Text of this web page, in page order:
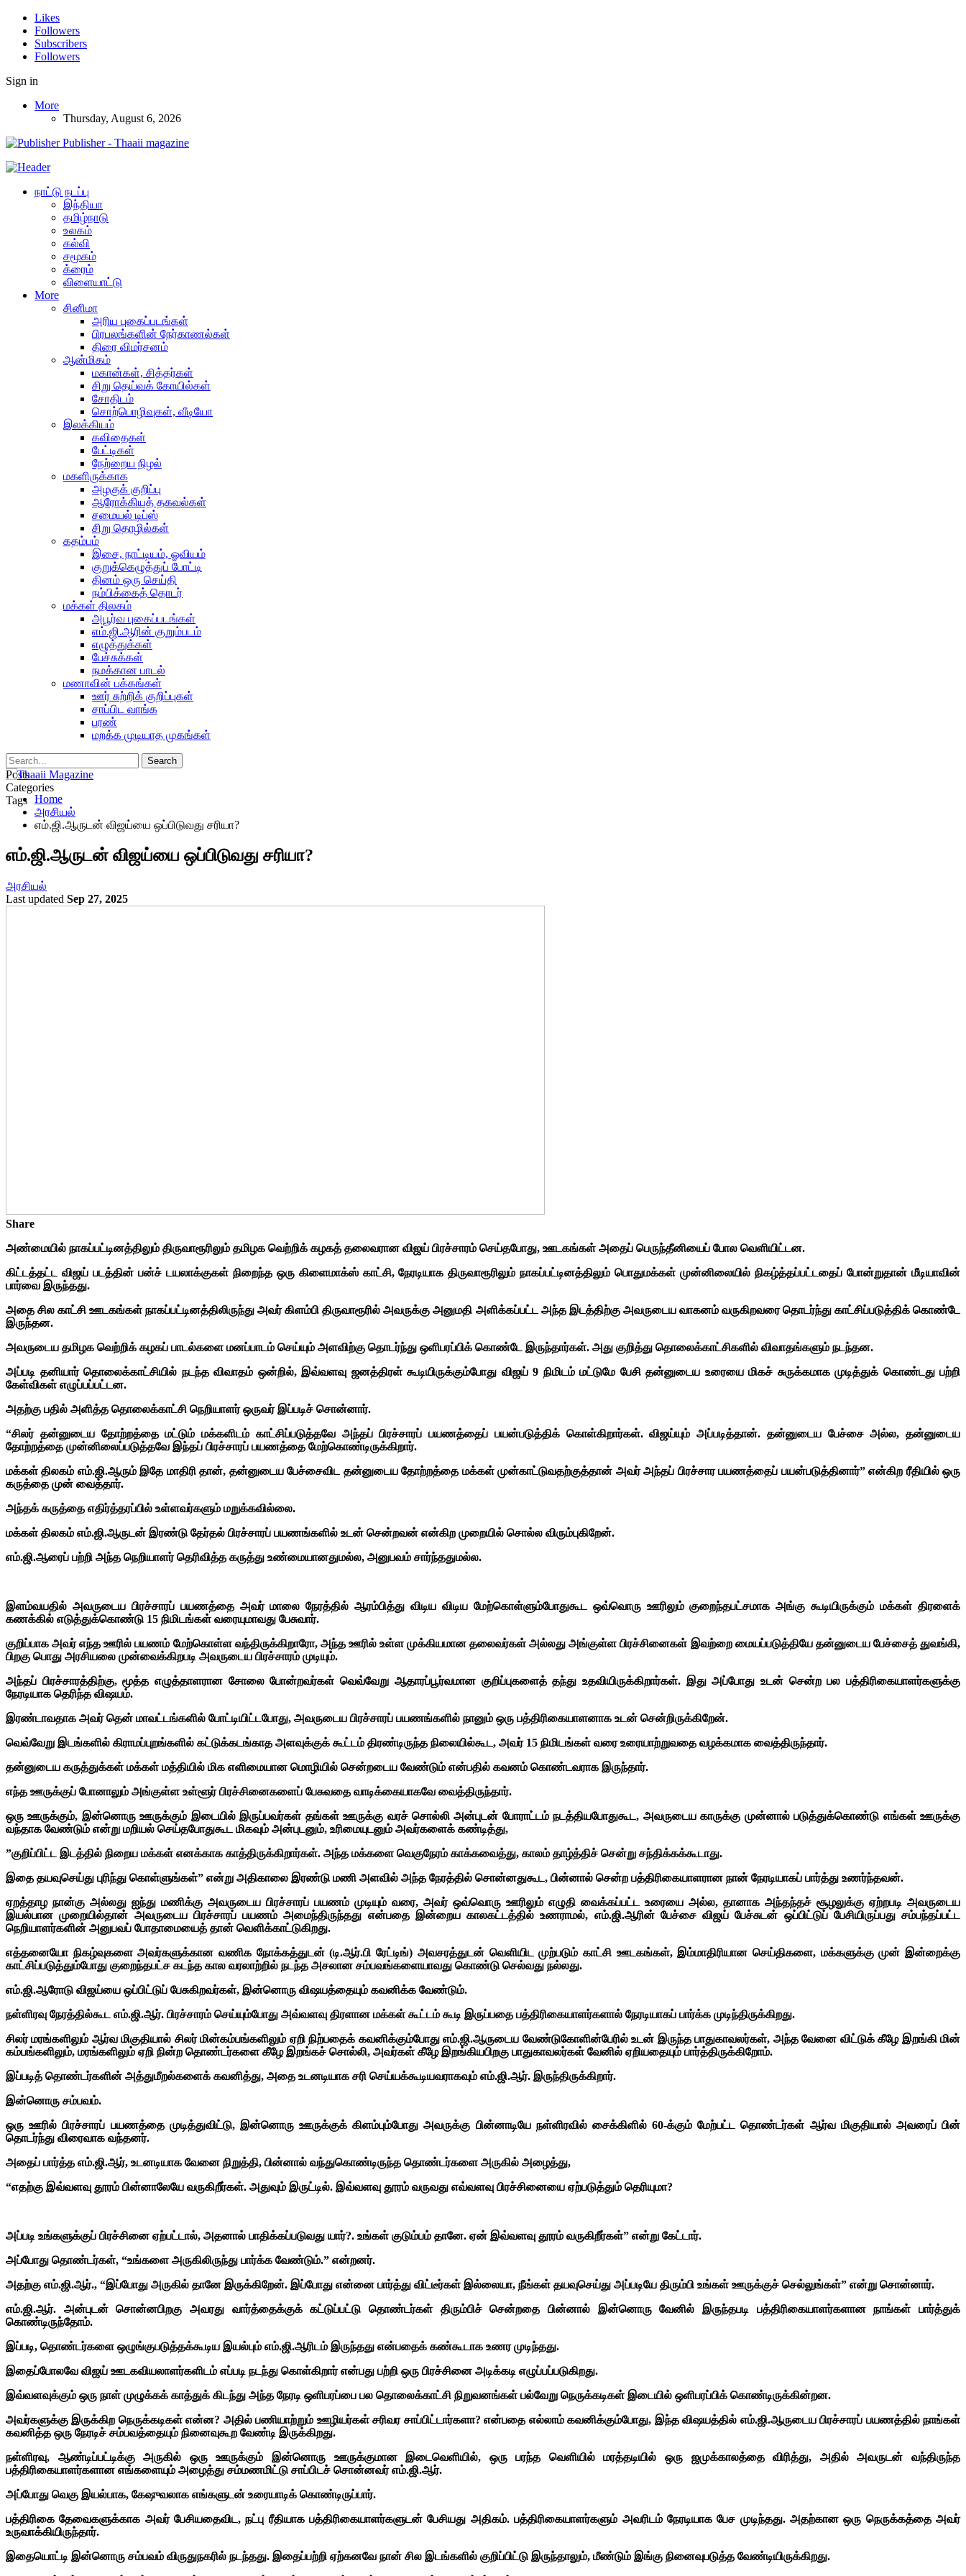
Likes
Followers
Subscribers
Followers
Sign in
More
Thursday, August 6, 2026
Publisher - Thaaii magazine
நாட்டு நடப்பு
இந்தியா
தமிழ்நாடு
உலகம்
கல்வி
சமூகம்
க்ரைம்
விளையாட்டு
More
சினிமா
அரிய புகைப்படங்கள்
பிரபலங்களின் நேர்காணல்கள்
திரை விமர்சனம்
ஆன்மிகம்
மகான்கள், சித்தர்கள்
சிறு தெய்வக் கோயில்கள்
சோதிடம்
சொற்பொழிவுகள், வீடியோ
இலக்கியம்
கவிதைகள்
பேட்டிகள்
நேற்றைய நிழல்
மகளிருக்காக
அழகுக் குறிப்பு
ஆரோக்கியத் தகவல்கள்
சமையல் டிப்ஸ்
சிறு தொழில்கள்
கதம்பம்
இசை, நாட்டியம், ஓவியம்
குறுக்கெழுத்துப் போட்டி
தினம் ஒரு செய்தி
நம்பிக்கைத் தொடர்
மக்கள் திலகம்
அபூர்வ புகைப்படங்கள்
எம்.ஜி.ஆரின் குறும்படம்
எழுத்துக்கள்
பேச்சுக்கள்
நமக்கான பாடல்
மணாவின் பக்கங்கள்
ஊர் சுற்றிக் குறிப்புகள்
சாப்பிட வாங்க
பரண்
மறக்க முடியாத முகங்கள்
Posts
Categories
Tags Home
அரசியல்
எம்.ஜி.ஆருடன் விஜய்யை ஒப்பிடுவது சரியா?
எம்.ஜி.ஆருடன் விஜய்யை ஒப்பிடுவது சரியா?
அரசியல்
Last updated Sep 27, 2025
Share
அண்மையில் நாகப்பட்டினத்திலும் திருவாரூரிலும் தமிழக வெற்றிக் கழகத் தலைவரான விஜய் பிரச்சாரம் செய்தபோது, ஊடகங்கள் அதைப் பெருந்தீனியைப் போல வெளியிட்டன.
கிட்டத்தட்ட விஜய் படத்தின் பன்ச் டயலாக்குகள் நிறைந்த ஒரு கிளைமாக்ஸ் காட்சி, நேரடியாக திருவாரூரிலும் நாகப்பட்டினத்திலும் பொதுமக்கள் முன்னிலையில் நிகழ்த்தப்பட்டதைப் போன்றுதான் மீடியாவின்
பார்வை இருந்தது.
அதை சில காட்சி ஊடகங்கள் நாகப்பட்டினத்திலிருந்து அவர் கிளம்பி திருவாரூரில் அவருக்கு அனுமதி அளிக்கப்பட்ட அந்த இடத்திற்கு அவருடைய வாகனம் வருகிறவரை தொடர்ந்து காட்சிப்படுத்திக் கொண்டே
இருந்தன.
அவருடைய தமிழக வெற்றிக் கழகப் பாடல்களை மனப்பாடம் செய்யும் அளவிற்கு தொடர்ந்து ஒளிபரப்பிக் கொண்டே இருந்தார்கள். அது குறித்து தொலைக்காட்சிகளில் விவாதங்களும் நடந்தன.
அப்படி தனியார் தொலைக்காட்சியில் நடந்த விவாதம் ஒன்றில், இவ்வளவு ஜனத்திரள் கூடியிருக்கும்போது விஜய் 9 நிமிடம் மட்டுமே பேசி தன்னுடைய உரையை மிகச் சுருக்கமாக முடித்துக் கொண்டது பற்றி
கேள்விகள் எழுப்பப்பட்டன.
அதற்கு பதில் அளித்த தொலைக்காட்சி நெறியாளர் ஒருவர் இப்படிச் சொன்னார்.
“சிலர் தன்னுடைய தோற்றத்தை மட்டும் மக்களிடம் காட்சிப்படுத்தவே அந்தப் பிரச்சாரப் பயணத்தைப் பயன்படுத்திக் கொள்கிறார்கள். விஜய்யும் அப்படித்தான். தன்னுடைய பேச்சை அல்ல, தன்னுடைய
தோற்றத்தை முன்னிலைப்படுத்தவே இந்தப் பிரச்சாரப் பயணத்தை மேற்கொண்டிருக்கிறார்.
மக்கள் திலகம் எம்.ஜி.ஆரும் இதே மாதிரி தான், தன்னுடைய பேச்சைவிட தன்னுடைய தோற்றத்தை மக்கள் முன்காட்டுவதற்குத்தான் அவர் அந்தப் பிரச்சார பயணத்தைப் பயன்படுத்தினார்” என்கிற ரீதியில் ஒரு
கருத்தை முன் வைத்தார்.
அந்தக் கருத்தை எதிர்த்தரப்பில் உள்ளவர்களும் மறுக்கவில்லை.
மக்கள் திலகம் எம்.ஜி.ஆருடன் இரண்டு தேர்தல் பிரச்சாரப் பயணங்களில் உடன் சென்றவன் என்கிற முறையில் சொல்ல விரும்புகிறேன்.
எம்.ஜி.ஆரைப் பற்றி அந்த நெறியாளர் தெரிவித்த கருத்து உண்மையானதுமல்ல, அனுபவம் சார்ந்ததுமல்ல.
இளம்வயதில் அவருடைய பிரச்சாரப் பயணத்தை அவர் மாலை நேரத்தில் ஆரம்பித்து விடிய விடிய மேற்கொள்ளும்போதுகூட ஒவ்வொரு ஊரிலும் குறைந்தபட்சமாக அங்கு கூடியிருக்கும் மக்கள் திரளைக்
கணக்கில் எடுத்துக்கொண்டு 15 நிமிடங்கள் வரையுமாவது பேசுவார்.
குறிப்பாக அவர் எந்த ஊரில் பயணம் மேற்கொள்ள வந்திருக்கிறாரோ, அந்த ஊரில் உள்ள முக்கியமான தலைவர்கள் அல்லது அங்குள்ள பிரச்சினைகள் இவற்றை மையப்படுத்தியே தன்னுடைய பேச்சைத் துவங்கி,
பிறகு பொது அரசியலை முன்வைக்கிறபடி அவருடைய பிரச்சாரம் முடியும்.
அந்தப் பிரச்சாரத்திற்கு, மூத்த எழுத்தாளரான சோலை போன்றவர்கள் வெவ்வேறு ஆதாரப்பூர்வமான குறிப்புகளைத் தந்து உதவியிருக்கிறார்கள். இது அப்போது உடன் சென்ற பல பத்திரிகையாளர்களுக்கு
நேரடியாக தெரிந்த விஷயம்.
இரண்டாவதாக அவர் தென் மாவட்டங்களில் போட்டியிட்டபோது, அவருடைய பிரச்சாரப் பயணங்களில் நானும் ஒரு பத்திரிகையாளனாக உடன் சென்றிருக்கிறேன்.
வெவ்வேறு இடங்களில் கிராமப்புறங்களில் கட்டுக்கடங்காத அளவுக்குக் கூட்டம் திரண்டிருந்த நிலையில்கூட, அவர் 15 நிமிடங்கள் வரை உரையாற்றுவதை வழக்கமாக வைத்திருந்தார்.
தன்னுடைய கருத்துக்கள் மக்கள் மத்தியில் மிக எளிமையான மொழியில் சென்றடைய வேண்டும் என்பதில் கவனம் கொண்டவராக இருந்தார்.
எந்த ஊருக்குப் போனாலும் அங்குள்ள உள்ளூர் பிரச்சினைகளைப் பேசுவதை வாடிக்கையாகவே வைத்திருந்தார்.
ஒரு ஊருக்கும், இன்னொரு ஊருக்கும் இடையில் இருப்பவர்கள் தங்கள் ஊருக்கு வரச் சொல்லி அன்புடன் போராட்டம் நடத்தியபோதுகூட, அவருடைய காருக்கு முன்னால் படுத்துக்கொண்டு எங்கள் ஊருக்கு
வந்தாக வேண்டும் என்று மறியல் செய்தபோதுகூட மிகவும் அன்புடனும், உரிமையுடனும் அவர்களைக் கண்டித்து,
”குறிப்பிட்ட இடத்தில் நிறைய மக்கள் எனக்காக காத்திருக்கிறார்கள். அந்த மக்களை வெகுநேரம் காக்கவைத்து, காலம் தாழ்த்திச் சென்று சந்திக்கக்கூடாது.
இதை தயவுசெய்து புரிந்து கொள்ளுங்கள்” என்று அதிகாலை இரண்டு மணி அளவில் அந்த நேரத்தில் சொன்னதுகூட, பின்னால் சென்ற பத்திரிகையாளரான நான் நேரடியாகப் பார்த்து உணர்ந்தவன்.
ஏறத்தாழ நான்கு அல்லது ஐந்து மணிக்கு அவருடைய பிரச்சாரப் பயணம் முடியும் வரை, அவர் ஒவ்வொரு ஊரிலும் எழுதி வைக்கப்பட்ட உரையை அல்ல, தானாக அந்தந்தச் சூழலுக்கு ஏற்றபடி அவருடைய
இயல்பான முறையில்தான் அவருடைய பிரச்சாரப் பயணம் அமைந்திருந்தது என்பதை இன்றைய காலகட்டத்தில் உணராமல், எம்.ஜி.ஆரின் பேச்சை விஜய் பேச்சுடன் ஒப்பிட்டுப் பேசியிருப்பது சம்பந்தப்பட்ட
நெறியாளர்களின் அனுபவப் போதாமையைத் தான் வெளிக்காட்டுகிறது.
எத்தனையோ நிகழ்வுகளை அவர்களுக்கான வணிக நோக்கத்துடன் (டி.ஆர்.பி ரேட்டிங்) அவசரத்துடன் வெளியிட முற்படும் காட்சி ஊடகங்கள், இம்மாதிரியான செய்திகளை, மக்களுக்கு முன் இன்றைக்கு
காட்சிப்படுத்தும்போது குறைந்தபட்ச கடந்த கால வரலாற்றில் நடந்த அசலான சம்பவங்களையாவது கொண்டு செல்வது நல்லது.
எம்.ஜி.ஆரோடு விஜய்யை ஒப்பிட்டுப் பேசுகிறவர்கள், இன்னொரு விஷயத்தையும் கவனிக்க வேண்டும்.
நள்ளிரவு நேரத்தில்கூட எம்.ஜி.ஆர். பிரச்சாரம் செய்யும்போது அவ்வளவு திரளான மக்கள் கூட்டம் கூடி இருப்பதை பத்திரிகையாளர்களால் நேரடியாகப் பார்க்க முடிந்திருக்கிறது.
சிலர் மரங்களிலும் ஆர்வ மிகுதியால் சிலர் மின்கம்பங்களிலும் ஏறி நிற்பதைக் கவனிக்கும்போது எம்.ஜி.ஆருடைய வேண்டுகோளின்பேரில் உடன் இருந்த பாதுகாவலர்கள், அந்த வேனை விட்டுக் கீழே இறங்கி மின்
கம்பங்களிலும், மரங்களிலும் ஏறி நின்ற தொண்டர்களை கீழே இறங்கச் சொல்லி, அவர்கள் கீழே இறங்கியபிறகு பாதுகாவலர்கள் வேனில் ஏறியதையும் பார்த்திருக்கிறோம்.
இப்படித் தொண்டர்களின் அத்துமீறல்களைக் கவனித்து, அதை உடனடியாக சரி செய்யக்கூடியவராகவும் எம்.ஜி.ஆர். இருந்திருக்கிறார்.
இன்னொரு சம்பவம்.
ஒரு ஊரில் பிரச்சாரப் பயணத்தை முடித்துவிட்டு, இன்னொரு ஊருக்குக் கிளம்பும்போது அவருக்கு பின்னாடியே நள்ளிரவில் சைக்கிளில் 60-க்கும் மேற்பட்ட தொண்டர்கள் ஆர்வ மிகுதியால் அவரைப் பின்
தொடர்ந்து விரைவாக வந்தனர்.
அதைப் பார்த்த எம்.ஜி.ஆர், உடனடியாக வேனை நிறுத்தி, பின்னால் வந்துகொண்டிருந்த தொண்டர்களை அருகில் அழைத்து,
“எதற்கு இவ்வளவு தூரம் பின்னாலேயே வருகிறீர்கள். அதுவும் இருட்டில். இவ்வளவு தூரம் வருவது எவ்வளவு பிரச்சினையை ஏற்படுத்தும் தெரியுமா?
அப்படி உங்களுக்குப் பிரச்சினை ஏற்பட்டால், அதனால் பாதிக்கப்படுவது யார்?. உங்கள் குடும்பம் தானே. ஏன் இவ்வளவு தூரம் வருகிறீர்கள்” என்று கேட்டார்.
அப்போது தொண்டர்கள், “உங்களை அருகிலிருந்து பார்க்க வேண்டும்.” என்றனர்.
அதற்கு எம்.ஜி.ஆர்., “இப்போது அருகில் தானே இருக்கிறேன். இப்போது என்னை பார்த்து விட்டீர்கள் இல்லையா, நீங்கள் தயவுசெய்து அப்படியே திரும்பி உங்கள் ஊருக்குச் செல்லுங்கள்” என்று சொன்னார்.
எம்.ஜி.ஆர். அன்புடன் சொன்னபிறகு அவரது வார்த்தைக்குக் கட்டுப்பட்டு தொண்டர்கள் திரும்பிச் சென்றதை பின்னால் இன்னொரு வேனில் இருந்தபடி பத்திரிகையாளர்களான நாங்கள் பார்த்துக்
கொண்டிருந்தோம்.
இப்படி, தொண்டர்களை ஒழுங்குபடுத்தக்கூடிய இயல்பும் எம்.ஜி.ஆரிடம் இருந்தது என்பதைக் கண்கூடாக உணர முடிந்தது.
இதைப்போலவே விஜய் ஊடகவியலாளர்களிடம் எப்படி நடந்து கொள்கிறார் என்பது பற்றி ஒரு பிரச்சினை அடிக்கடி எழுப்பப்படுகிறது.
இவ்வளவுக்கும் ஒரு நாள் முழுக்கக் காத்துக் கிடந்து அந்த நேரடி ஒளிபரப்பை பல தொலைக்காட்சி நிறுவனங்கள் பல்வேறு நெருக்கடிகள் இடையில் ஒளிபரப்பிக் கொண்டிருக்கின்றன.
அவர்களுக்கு இருக்கிற நெருக்கடிகள் என்ன? அதில் பணியாற்றும் ஊழியர்கள் சரிவர சாப்பிட்டார்களா? என்பதை எல்லாம் கவனிக்கும்போது, இந்த விஷயத்தில் எம்.ஜி.ஆருடைய பிரச்சாரப் பயணத்தில் நாங்கள்
கவனித்த ஒரு நேரடிச் சம்பவத்தையும் நினைவுகூற வேண்டி இருக்கிறது.
நள்ளிரவு, ஆண்டிப்பட்டிக்கு அருகில் ஒரு ஊருக்கும் இன்னொரு ஊருக்குமான இடைவெளியில், ஒரு பரந்த வெளியில் மரத்தடியில் ஒரு ஜமுக்காலத்தை விரித்து, அதில் அவருடன் வந்திருந்த
பத்திரிகையாளர்களான எங்களையும் அழைத்து சம்மணமிட்டு சாப்பிடச் சொன்னவர் எம்.ஜி.ஆர்.
அப்போது வெகு இயல்பாக, கேஷுவலாக எங்களுடன் உரையாடிக் கொண்டிருப்பார்.
பத்திரிகை தேவைகளுக்காக அவர் பேசியதைவிட, நட்பு ரீதியாக பத்திரிகையாளர்களுடன் பேசியது அதிகம். பத்திரிகையாளர்களும் அவரிடம் நேரடியாக பேச முடிந்தது.அதற்கான ஒரு நெருக்கத்தை அவர்
உருவாக்கியிருந்தார்.
இதையொட்டி இன்னொரு சம்பவம் விருதுநகரில் நடந்தது. இதைப்பற்றி ஏற்கனவே நான் சில இடங்களில் குறிப்பிட்டு இருந்தாலும், மீண்டும் இங்கு நினைவுபடுத்த வேண்டியிருக்கிறது.